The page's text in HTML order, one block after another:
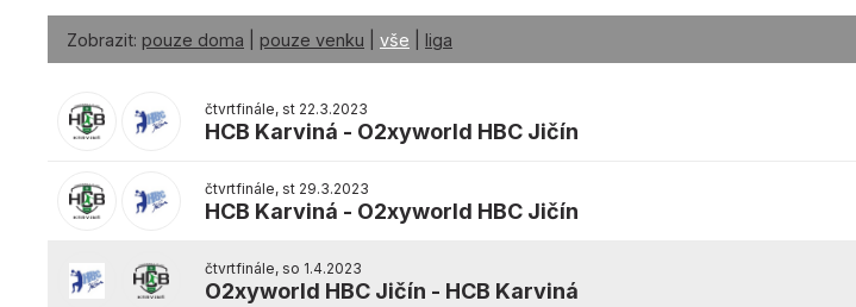
Zobrazit: pouze doma pouze venku vše liga
čtvrtfinále, st 22.3.2023
HCB Karviná - O2xyworld HBC Jičín
čtvrtfinále, st 29.3.2023
HCB Karviná - O2xyworld HBC Jičín
čtvrtfinále, so 1.4.2023
O2xyworld HBC Jičín - HCB Karviná